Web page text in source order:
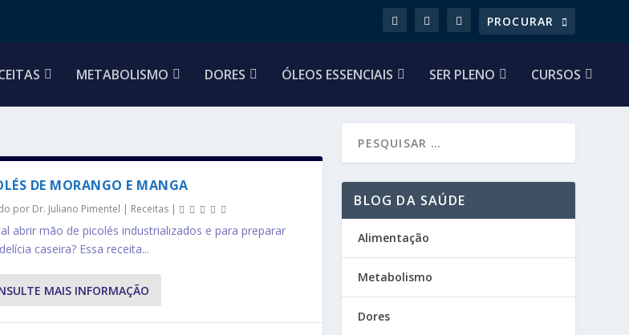
METABOLISMO DORES ÓLEOS ESSENCIAIS SER PLENO CURSOS
DE MORANGO E MANGA
por Dr. Juliano Pimentel | Receitas|
abrir mão de picolés industrializados e para preparar
caseira? Essa receita...
MAIS INFORMAÇÃO
BLOG DA SAÚDE
Alimentação
Metabolismo
Dores